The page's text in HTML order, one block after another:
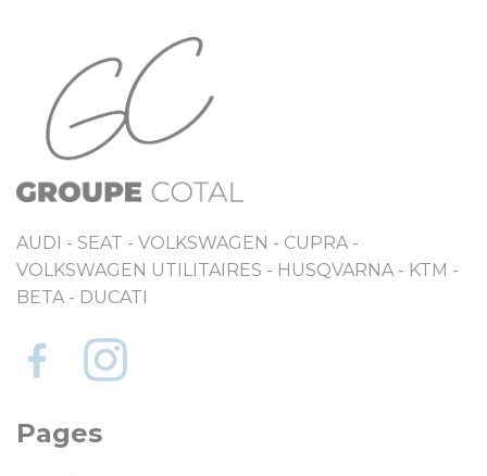
AUDI - SEAT - VOLKSWAGEN - CUPRA -
VOLKSWAGEN UTILITAIRES - HUSQVARNA - KTM -
BETA - DUCATI
Pages